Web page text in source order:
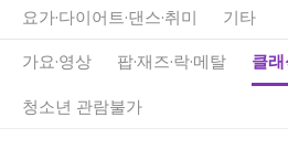
요가·다이어트·댄스·취미
기타
가요·영상
팝·재즈·락·메탈 클래
청소년 관람불가